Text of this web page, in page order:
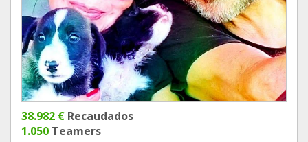
38.982 € Recaudados
1.050 Teamers